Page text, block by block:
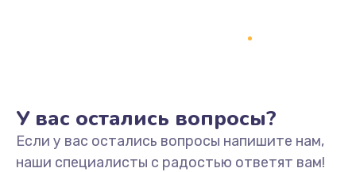
У вас остались вопросы?
Если у вас остались вопросы напишите нам,
наши специалисты с радостью ответят вам!